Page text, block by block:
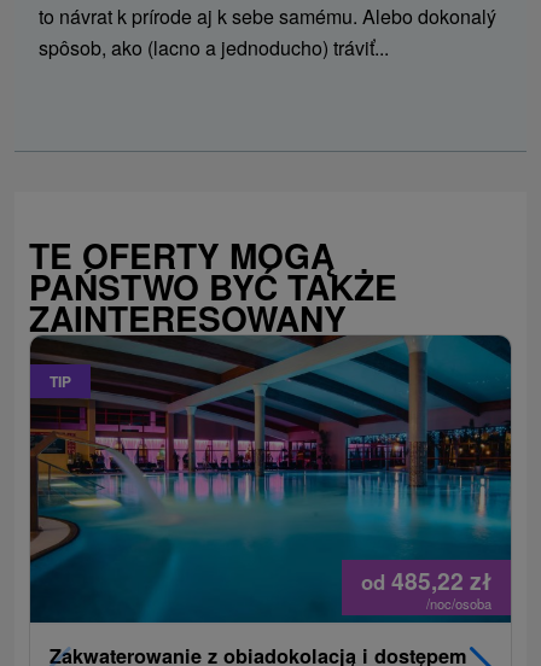
to návrat k prírode aj k sebe samému. Alebo dokonalý
spôsob, ako (lacno a jednoducho) tráviť...
TE OFERTY MOGĄ
PAŃSTWO BYĆ TAKŻE
ZAINTERESOWANY
TIP
od 485,22 zł
/noc/osoba
Zakwaterowanie z obiadokolacją i dostępem